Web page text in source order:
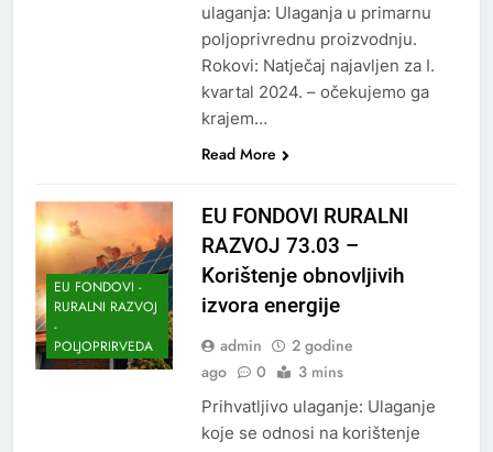
ulaganja: Ulaganja u primarnu
poljoprivrednu proizvodnju.
Rokovi: Natječaj najavljen za I.
kvartal 2024. – očekujemo ga
krajem…
Read More
EU FONDOVI -
RURALNI RAZVOJ
-
POLJOPRIRVEDA
EU FONDOVI RURALNI
RAZVOJ 73.03 –
Korištenje obnovljivih
izvora energije
admin
2 godine
ago
0 3 mins
Prihvatljivo ulaganje: Ulaganje
koje se odnosi na korištenje